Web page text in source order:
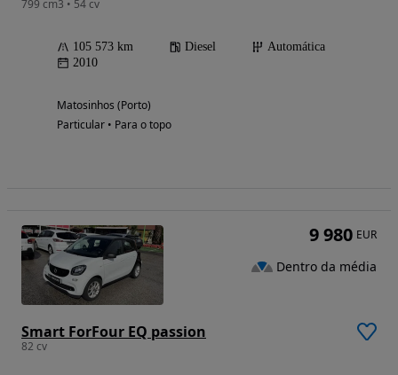
799 cm3 • 54 cv
105 573 km Diesel
Automática
2010
Matosinhos (Porto)
Particular • Para o topo
Smart ForFour EQ passion
82 cv
9 980 EUR
Dentro da média